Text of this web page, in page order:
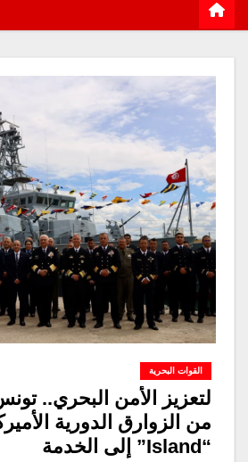
القوات البحرية
لتعزيز الأمن البحري..
من الزوارق الدورية
“Island” إلى الخدمة